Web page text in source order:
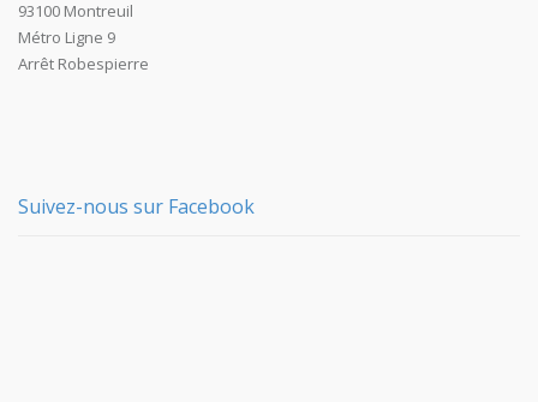
93100 Montreuil
Métro Ligne 9
Arrêt Robespierre
Suivez-nous sur Facebook